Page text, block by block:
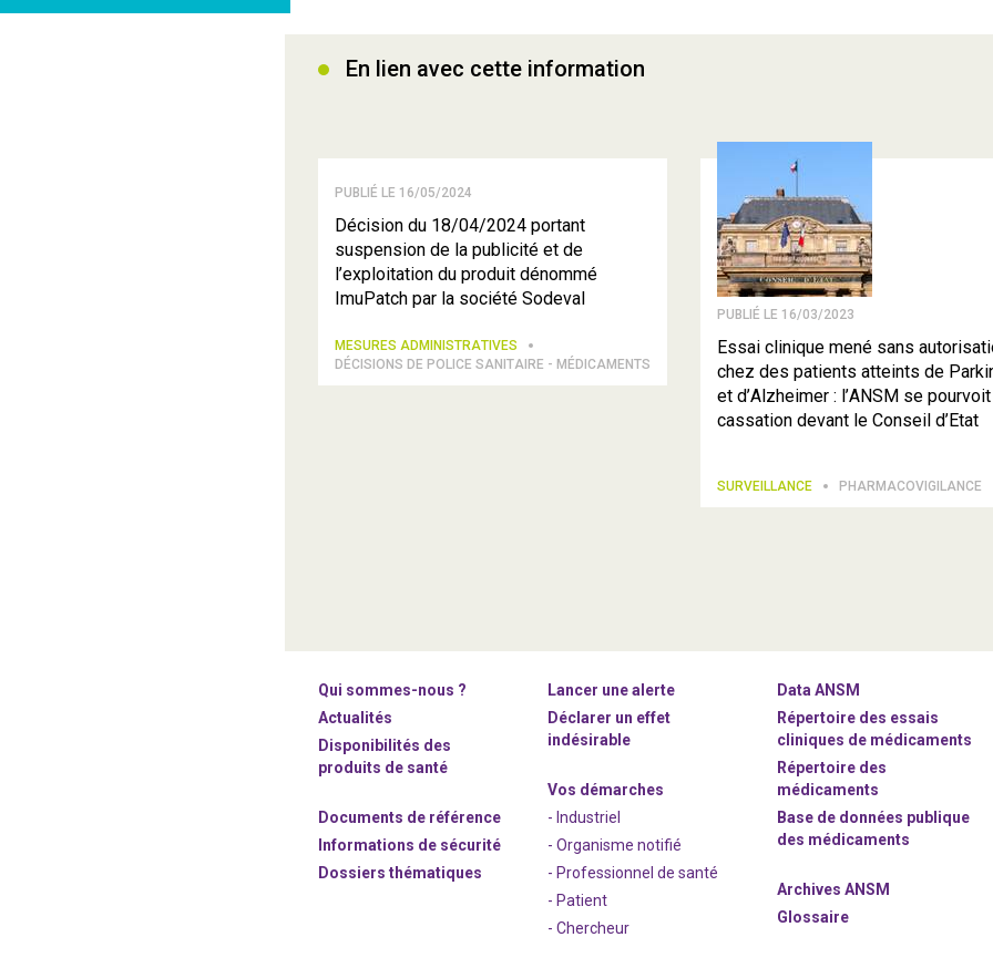
TwitterYoutubeLinkedin
En lien avec cette information
PUBLIÉ LE 16/05/2024
Décision du 18/04/2024 portant
suspension de la publicité et de
l’exploitation du produit dénommé
ImuPatch par la société Sodeval
MESURES ADMINISTRATIVES
DÉCISIONS DE POLICE SANITAIRE - MÉDICAMENTS
PUBLIÉ LE 16/03/2023
Essai clinique mené sans
chez des patients atteints de
et d’Alzheimer : l’ANSM se
cassation devant le Conseil d’Etat
SURVEILLANCE PHARMACOVIGILANCE
Qui sommes-nous ?
Actualités
Disponibilités des
produits de santé
Documents de référence
Informations de sécurité
Dossiers thématiques
Lancer une alerte
Déclarer un effet
indésirable
Vos démarches
- Industriel
- Organisme notifié
- Professionnel de santé
- Patient
- Chercheur
Data ANSM
Répertoire des essais
cliniques de médicaments
Répertoire des
médicaments
Base de données publique
des médicaments
Archives ANSM
Glossaire